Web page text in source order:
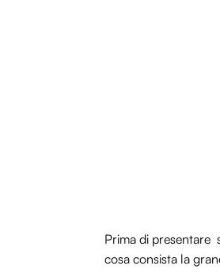
Prima di presentare
cosa consista la